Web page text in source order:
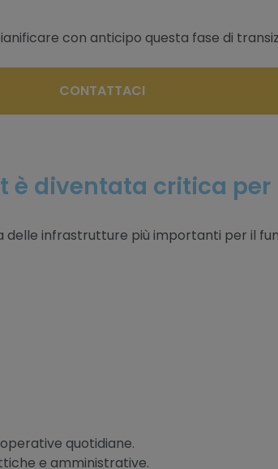
con anticipo questa fase di
CONTATTACI
è diventata critica per
infrastrutture più importanti per il
quotidiane.
e amministrative.